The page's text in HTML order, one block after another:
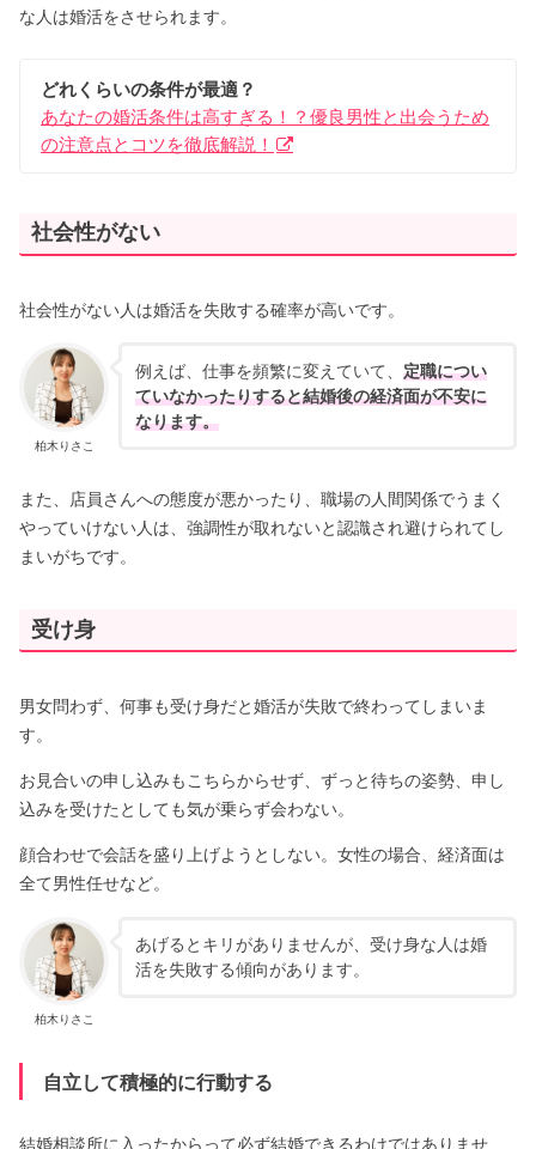
な人は婚活をさせられます。
どれくらいの条件が最適？
あなたの婚活条件は高すぎる！？優良男性と出会うため
の注意点とコツを徹底解説！
社会性がない
社会性がない人は婚活を失敗する確率が高いです。
柏木りさこ
例えば、仕事を頻繁に変えていて、 定職につい
ていなかったりすると結婚後の経済面が不安に
なります。
また、店員さんへの態度が悪かったり、職場の人間関係でうまく
やっていけない人は、強調性が取れないと認識され避けられてし
まいがちです。
受け身
男女問わず、何事も受け身だと婚活が失敗で終わってしまいま
す。
お見合いの申し込みもこちらからせず、ずっと待ちの姿勢、申し
込みを受けたとしても気が乗らず会わない。
顔合わせで会話を盛り上げようとしない。女性の場合、経済面は
全て男性任せなど。
柏木りさこ
あげるとキリがありませんが、受け身な人は婚
活を失敗する傾向があります。
自立して積極的に行動する
結婚相談所に入ったからって必ず結婚できるわけではありませ